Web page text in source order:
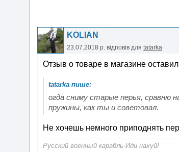
KOLIAN
23.07.2018 р. відповів для tatarka
Отзыв о товаре в магазине
огда сниму старые перья, сравню
пружины, как ты и советовал.
Не хочешь немного приподнять
Русский военный карабль-Иди нахуй!